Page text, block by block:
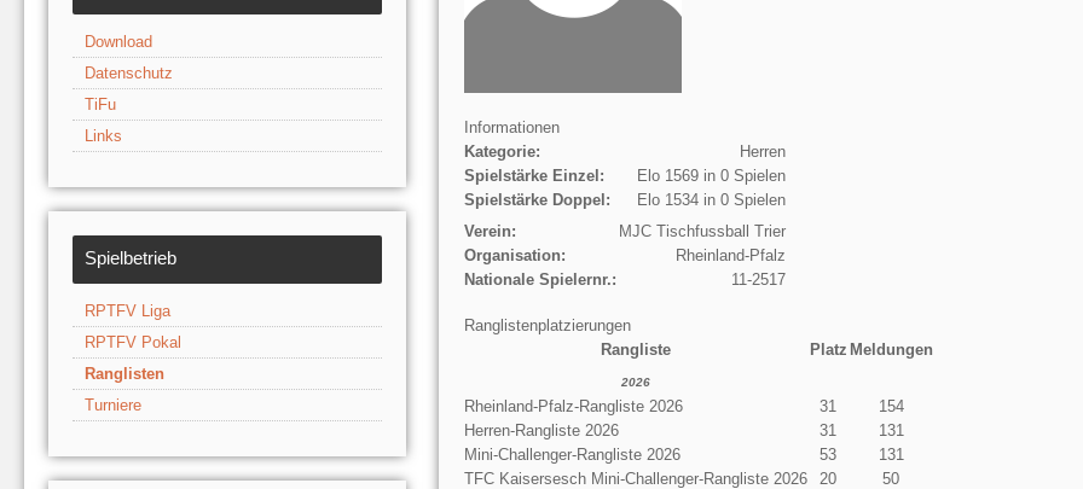
Download
Datenschutz
TiFu
Links
Spielbetrieb
RPTFV Liga
RPTFV Pokal
Ranglisten
Turniere
Informationen
Kategorie:
Herren
Spielstärke Einzel:
Elo 1569 in 0 Spielen
Spielstärke Doppel:
Elo 1534 in 0 Spielen
Verein:
MJC Tischfussball Trier
Organisation:
Rheinland-Pfalz
Nationale Spielernr.:
11-2517
Ranglistenplatzierungen
Rangliste
Platz Meldungen
2026
Rheinland-Pfalz-Rangliste 2026 31
154
Herren-Rangliste 2026
31
131
Mini-Challenger-Rangliste 2026
53
131
TFC Kaisersesch Mini-Challenger-Rangliste 2026
20 50